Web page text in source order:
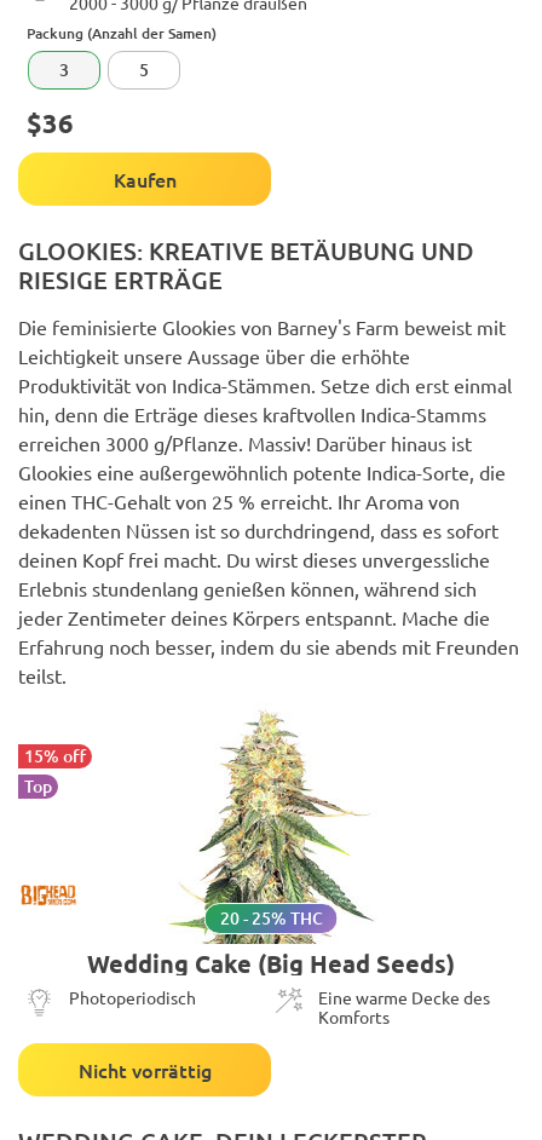
Packung (Anzahl der Samen)
3 5
$36
Kaufen
GLOOKIES: KREATIVE BETÄUBUNG UND
RIESIGE ERTRÄGE
Die feminisierte Glookies von Barney's Farm beweist mit
Leichtigkeit unsere Aussage über die erhöhte
Produktivität von Indica-Stämmen. Setze dich erst einmal
hin, denn die Erträge dieses kraftvollen Indica-Stamms
erreichen 3000 g/Pflanze. Massiv! Darüber hinaus ist
Glookies eine außergewöhnlich potente Indica-Sorte, die
einen THC-Gehalt von 25 % erreicht. Ihr Aroma von
dekadenten Nüssen ist so durchdringend, dass es sofort
deinen Kopf frei macht. Du wirst dieses unvergessliche
Erlebnis stundenlang genießen können, während sich
jeder Zentimeter deines Körpers entspannt. Mache die
Erfahrung noch besser, indem du sie abends mit Freunden
teilst.
15% off
Top
20 - 25% THC
Wedding Cake (Big Head Seeds)
Photoperiodisch
Eine warme Decke des
Komforts
Nicht vorrättig